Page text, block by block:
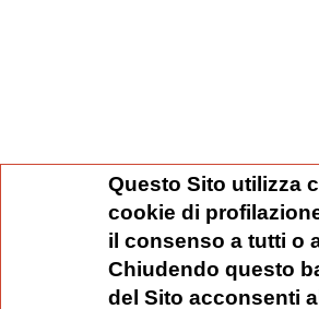
Questo Sito utilizza
cookie di
il consenso a tutti o
Chiudendo questo
del Sito acconsenti